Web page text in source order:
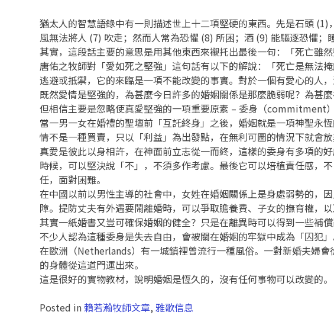
猶太人的智慧語錄中有一則描述世上十二項堅硬的東西。先是石頭
風無法將人 (7) 吹走；然而人常為恐懼 (8) 所困；酒 (9) 能驅逐恐懼
其實，這段話主要的意思是用其他東西來襯托出最後一句：「死亡雖
唐佑之牧師對「愛如死之堅強」這句話有以下的解說：「死亡是無法
逃避或抵禦，它的來臨是一項不能改變的事實。對於一個有愛心的人
既然愛情是堅強的，為甚麼今日許多的婚姻關係是那麼脆弱呢？為甚
但相信主要是忽略使真愛堅強的一項重要原素 – 委身（commitment）
當一男一女在婚禮的聖壇前「互託終身」之後，婚姻就是一項神聖永
情不是一種買賣，只以「利益」為出發點，在無利可圖的情況下就會
真愛是彼此以身相許，在神面前立志從一而終，這樣的委身有多項的
時候，可以堅決說「不」，不須多作考慮。最後它可以培植責任感，
任，面對困難。
在中國以前以男性主導的社會中，女姓在婚姻關係上是身處弱勢的，
障。提防丈夫有外遇要鬧離婚時，可以爭取贍養費、子女的撫育權，以
其實一紙婚書又豈可確保婚姻的健全？只是在離異時可以得到一些補
不少人認為這種委身是失去自由，會被關在婚姻的牢獄中成為「囚犯
在歐洲（Netherlands）有一城鎮裡曾流行一種風俗。一對新婚夫婦
的身體從這道門運出來。
這是很好的實物教材，說明婚姻是恆久的，沒有任何事物可以改變的。
Posted in 賴若瀚牧師文章,雅歌信息